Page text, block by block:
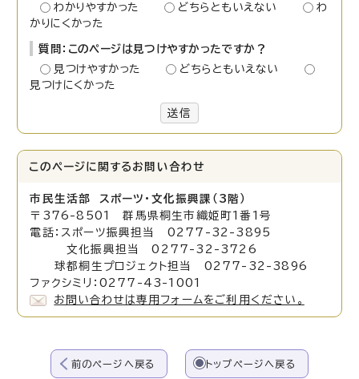
わかりやすかった
どちらともいえない
わ
かりにくかった
質問：このページは見つけやすかったですか？
見つけやすかった
どちらともいえない
見つけにくかった
送信
このページに関する お問い合わせ
市民生活部 スポーツ・文化振興課（3階）
〒376-8501 群馬県桐生市織姫町1番1号
電話：スポーツ振興担当 0277-32-3895
文化振興担当 0277-32-3726
球都桐生プロジェクト担当 0277-32-3896
ファクシミリ：0277-43-1001
お問い合わせは専用フォームをご利用ください。
前のページへ戻る トップページへ戻る